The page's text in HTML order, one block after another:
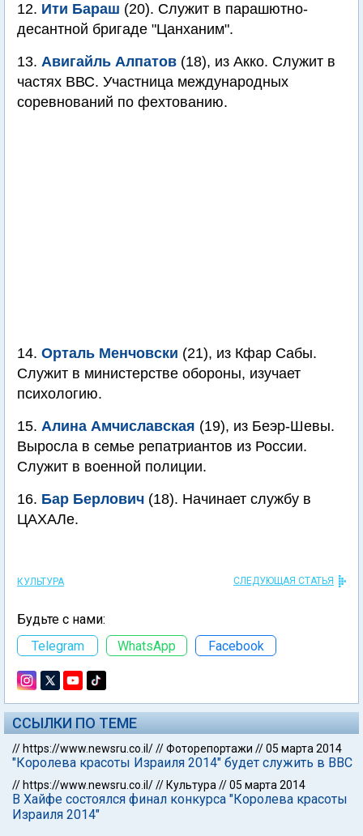
12. Ити Бараш (20). Служит в парашютно-
десантной бригаде "Цанханим".
13. Авигайль Алпатов (18), из Акко. Служит в
частях ВВС. Участница международных
соревнований по фехтованию.
14. Орталь Менчовски (21), из Кфар Сабы.
Служит в министерстве обороны, изучает
психологию.
15. Алина Амчиславская (19), из Беэр-Шевы.
Выросла в семье репатриантов из России.
Служит в военной полиции.
16. Бар Берлович (18). Начинает службу в
ЦАХАЛе.
КУЛЬТУРА СЛЕДУЮЩАЯ СТАТЬЯ
Будьте с нами:
Telegram
WhatsApp Facebook
ССЫЛКИ ПО ТЕМЕ
// https://www.newsru.co.il///Фоторепортажи //05 марта 2014
"Королева красоты Израиля 2014" будет служить в ВВС
// https://www.newsru.co.il/// Культура //05 марта 2014
В Хайфе состоялся финал конкурса "Королева красоты
Израиля 2014"